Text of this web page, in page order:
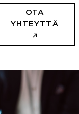
OTA
YHTEYTTÄ